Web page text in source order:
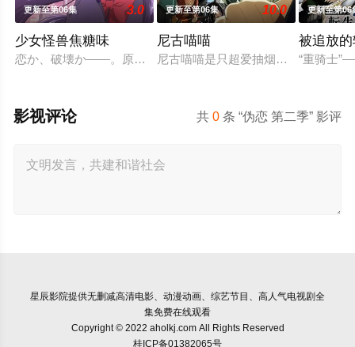
更新至第06集 3.0
少女怪兽焦糖味
恋か、破壊か――。原因不明の病に悩まされている女子高生・
更新至第06集 10.0
尼古喵喵
尼古喵喵是只超爱抽烟的废物兽人！
更新至第06
被追放
“重骑士
共0 条 “伪恋 第二季” 影评
影视评论
星辰影院提供无删减高清电影、动漫动画、综艺节目、高人气电视剧全
集免费在线观看
Copyright © 2022 aholkj.com All Rights Reserved
桂ICP备01382065号